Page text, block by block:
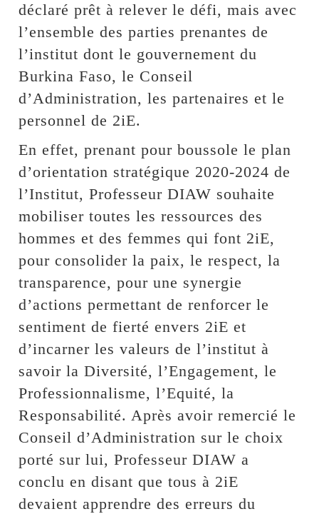
déclaré prêt à relever le défi, mais avec
l’ensemble des parties prenantes de
l’institut dont le gouvernement du
Burkina Faso, le Conseil
d’Administration, les partenaires et le
personnel de 2iE.
En effet, prenant pour boussole le plan
d’orientation stratégique 2020-2024 de
l’Institut, Professeur DIAW souhaite
mobiliser toutes les ressources des
hommes et des femmes qui font 2iE,
pour consolider la paix, le respect, la
transparence, pour une synergie
d’actions permettant de renforcer le
sentiment de fierté envers 2iE et
d’incarner les valeurs de l’institut à
savoir la Diversité, l’Engagement, le
Professionnalisme, l’Equité, la
Responsabilité. Après avoir remercié le
Conseil d’Administration sur le choix
porté sur lui, Professeur DIAW a
conclu en disant que tous à 2iE
devaient apprendre des erreurs du